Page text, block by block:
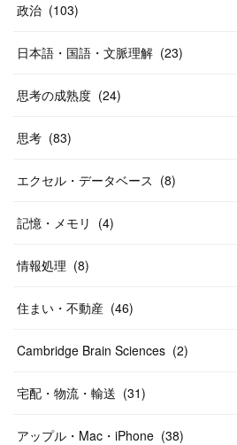
政治 (103)
日本語・国語・文脈理解 (23)
思考の成熟度 (24)
思考 (83)
エクセル・データベース (8)
記憶・メモリ (4)
情報処理 (8)
住まい・不動産 (46)
Cambridge Brain Sciences (2)
宅配・物流・輸送 (31)
アップル・Mac・iPhone (38)